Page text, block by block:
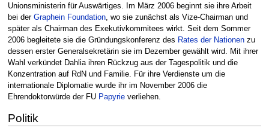
Unionsministerin für Auswärtiges. Im März 2006 beginnt sie ihre Arbeit
bei der Graphein Foundation, wo sie zunächst als Vize-Chairman und
später als Chairman des Exekutivkommitees wirkt. Seit dem Sommer
2006 begleitete sie die Gründungskonferenz des Rates der Nationenzu
dessen erster Generalsekretärin sie im Dezember gewählt wird. Mit ihrer
Wahl verkündet Dahlia ihren Rückzug aus der Tagespolitik und die
Konzentration auf RdN und Familie. Für ihre Verdienste um die
internationale Diplomatie wurde ihr im November 2006 die
Ehrendoktorwürde der FU Papyrieverliehen.
Politik